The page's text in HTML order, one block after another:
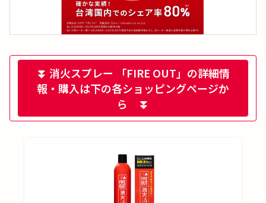
⏬ 消火スプレー 「FIRE OUT」の詳細情
報・購入は下の各ショッピングページか
ら ⏬